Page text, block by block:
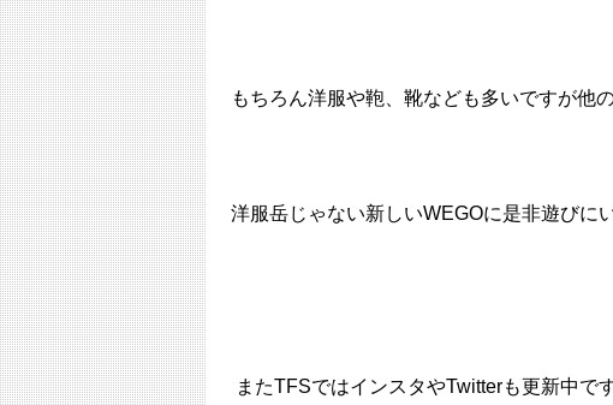
もちろん洋服や鞄、靴なども多いですが他
洋服岳じゃない新しいWEGOに是非遊びに
またTFSではインスタやTwitterも更新中で